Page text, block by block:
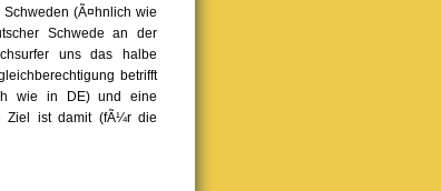
(Ã¤hnlich wie
Schwede an der
uns das halbe
betrifft
wie in DE) und eine
Ziel ist damit (fÃ¼r die